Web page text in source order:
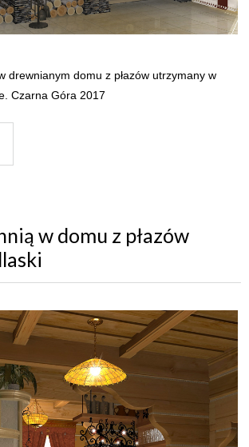
drewnianym domu z płazów utrzymany w
Czarna Góra 2017
w domu z płazów